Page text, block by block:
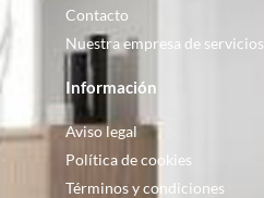
Contacto
Nuestra empresa de servicios
Información
Aviso legal
Política de cookies
Términos y condiciones